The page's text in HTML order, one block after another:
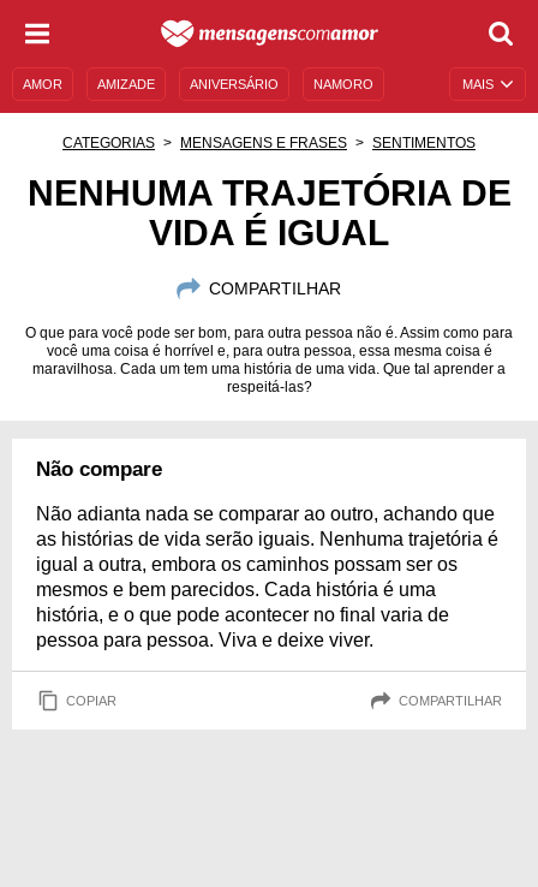
MAIS
AMOR AMIZADE ANIVERSÁRIO NAMORO
DESCULPAS
MENSAGENS E FRASES MENSAGENS DE ANIVERSÁRIO
CATEGORIAS MENSAGENS E FRASES SENTIMENTOS
NENHUMA TRAJETÓRIA DE
VIDA É IGUAL
COMPARTILHAR
O que para você pode ser bom, para outra pessoa não é. Assim como para
você uma coisa é horrível e, para outra pessoa, essa mesma coisa é
maravilhosa. Cada um tem uma história de uma vida. Que tal aprender a
respeitá-las?
Não compare
Não adianta nada se comparar ao outro, achando que
as histórias de vida serão iguais. Nenhuma trajetória é
igual a outra, embora os caminhos possam ser os
mesmos e bem parecidos. Cada história é uma
história, e o que pode acontecer no final varia de
pessoa para pessoa. Viva e deixe viver.
COPIAR COMPARTILHAR